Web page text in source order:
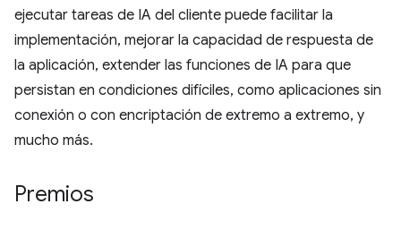
ejecutar tareas de IA del cliente puede facilitar la
implementación, mejorar la capacidad de respuesta de
la aplicación, extender las funciones de IA para que
persistan en condiciones difíciles, como aplicaciones sin
conexión o con encriptación de extremo a extremo, y
mucho más.
Premios